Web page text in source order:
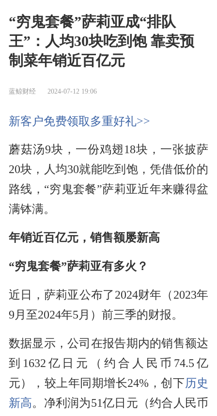
“穷鬼套餐”萨莉亚成“排队
王”：人均30块吃到饱 靠卖预
制菜年销近百亿元
蓝鲸财经 2024-07-12 19:06
新客户免费领取多重好礼>>
蘑菇汤9块，一份鸡翅18块，一张披萨
20块，人均30就能吃到饱，凭借低价的
路线，“穷鬼套餐”萨莉亚近年来赚得盆
满钵满。
年销近百亿元，销售额屡新高
“穷鬼套餐”萨莉亚有多火？
近日，萨莉亚公布了2024财年（2023年
9月至2024年5月）前三季的财报。
数据显示，公司在报告期内的销售额达
到1632亿日元（约合人民币74.5亿
元），较上年同期增长24%，创下历史
新高。净利润为51亿日元（约合人民币